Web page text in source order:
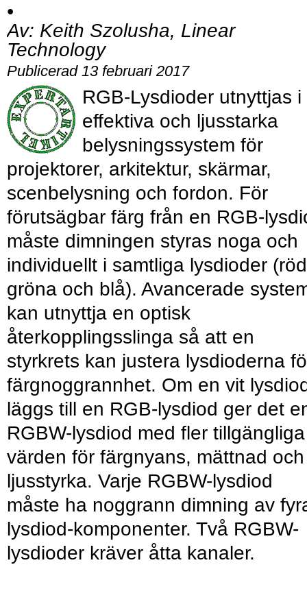
•
Av: Keith Szolusha, Linear
Technology
Publicerad 13 februari 2017
RGB-Lysdioder utnyttjas i
effektiva och ljusstarka
belysningssystem för
projektorer, arkitektur, skärmar,
scenbelysning och fordon. För
förutsägbar färg från en RGB-
måste dimningen styras noga och
individuellt i samtliga lysdioder
gröna och blå). Avancerade
kan utnyttja en optisk
återkopplingsslinga så att en
styrkrets kan justera lysdioderna
färgnoggrannhet. Om en vit
läggs till en RGB-lysdiod ger det
RGBW-lysdiod med fler tillgängliga
värden för färgnyans, mättnad och
ljusstyrka. Varje RGBW-lysdiod
måste ha noggrann dimning av
lysdiod-komponenter. Två RGBW-
lysdioder kräver åtta kanaler.